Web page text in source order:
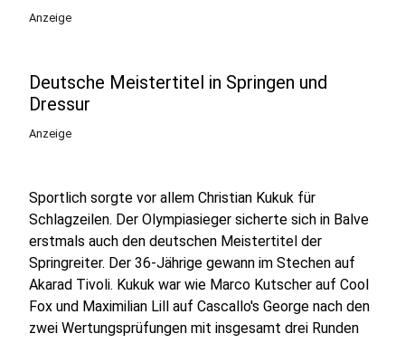
Anzeige
Deutsche Meistertitel in Springen und
Dressur
Anzeige
Sportlich sorgte vor allem Christian Kukuk für
Schlagzeilen. Der Olympiasieger sicherte sich in Balve
erstmals auch den deutschen Meistertitel der
Springreiter. Der 36-Jährige gewann im Stechen auf
Akarad Tivoli. Kukuk war wie Marco Kutscher auf Cool
Fox und Maximilian Lill auf Cascallo's George nach den
zwei Wertungsprüfungen mit insgesamt drei Runden